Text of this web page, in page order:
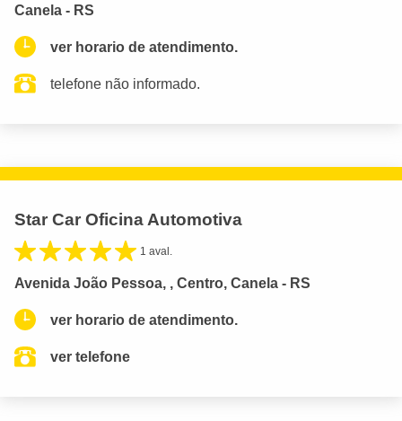
Canela - RS
ver horario de atendimento.
telefone não informado.
Star Car Oficina Automotiva
1 aval.
Avenida João Pessoa, , Centro, Canela - RS
ver horario de atendimento.
ver telefone